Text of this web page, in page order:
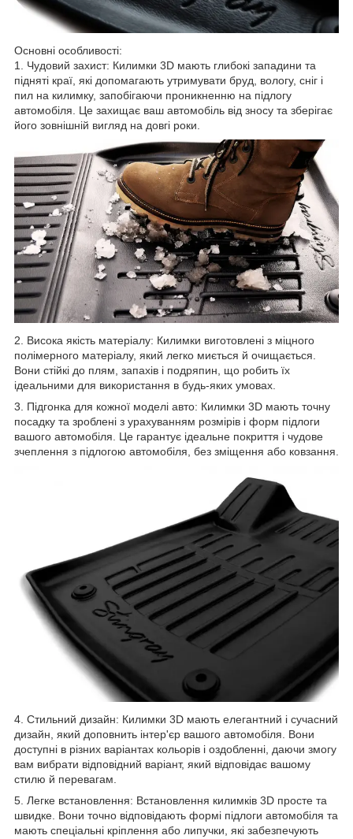
Основні особливості:
1. Чудовий захист: Килимки 3D мають глибокі западини та
підняті краї, які допомагають утримувати бруд, вологу, сніг і
пил на килимку, запобігаючи проникненню на підлогу
автомобіля. Це захищає ваш автомобіль від зносу та зберігає
його зовнішній вигляд на довгі роки.
2. Висока якість матеріалу: Килимки виготовлені з міцного
полімерного матеріалу, який легко миється й очищається.
Вони стійкі до плям, запахів і подряпин, що робить їх
ідеальними для використання в будь-яких умовах.
3. Підгонка для кожної моделі авто: Килимки 3D мають точну
посадку та зроблені з урахуванням розмірів і форм підлоги
вашого автомобіля. Це гарантує ідеальне покриття і чудове
зчеплення з підлогою автомобіля, без зміщення або ковзання.
4. Стильний дизайн: Килимки 3D мають елегантний і сучасний
дизайн, який доповнить інтер'єр вашого автомобіля. Вони
доступні в різних варіантах кольорів і оздобленні, даючи змогу
вам вибрати відповідний варіант, який відповідає вашому
стилю й перевагам.
5. Легке встановлення: Встановлення килимків 3D просте та
швидке. Вони точно відповідають формі підлоги автомобіля та
мають спеціальні кріплення або липучки, які забезпечують